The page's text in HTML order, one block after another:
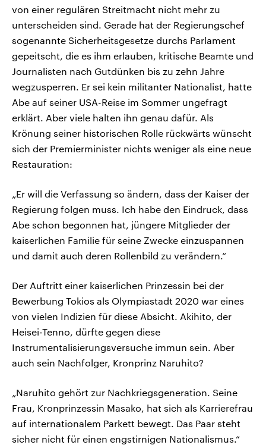
von einer regulären Streitmacht nicht mehr zu
unterscheiden sind. Gerade hat der Regierungschef
sogenannte Sicherheitsgesetze durchs Parlament
gepeitscht, die es ihm erlauben, kritische Beamte und
Journalisten nach Gutdünken bis zu zehn Jahre
wegzusperren. Er sei kein militanter Nationalist, hatte
Abe auf seiner USA-Reise im Sommer ungefragt
erklärt. Aber viele halten ihn genau dafür. Als
Krönung seiner historischen Rolle rückwärts wünscht
sich der Premierminister nichts weniger als eine neue
Restauration:
„Er will die Verfassung so ändern, dass der Kaiser der
Regierung folgen muss. Ich habe den Eindruck, dass
Abe schon begonnen hat, jüngere Mitglieder der
kaiserlichen Familie für seine Zwecke einzuspannen
und damit auch deren Rollenbild zu verändern.“
Der Auftritt einer kaiserlichen Prinzessin bei der
Bewerbung Tokios als Olympiastadt 2020 war eines
von vielen Indizien für diese Absicht. Akihito, der
Heisei-Tenno, dürfte gegen diese
Instrumentalisierungsversuche immun sein. Aber
auch sein Nachfolger, Kronprinz Naruhito?
„Naruhito gehört zur Nachkriegsgeneration. Seine
Frau, Kronprinzessin Masako, hat sich als Karrierefrau
auf internationalem Parkett bewegt. Das Paar steht
sicher nicht für einen engstirnigen Nationalismus.“